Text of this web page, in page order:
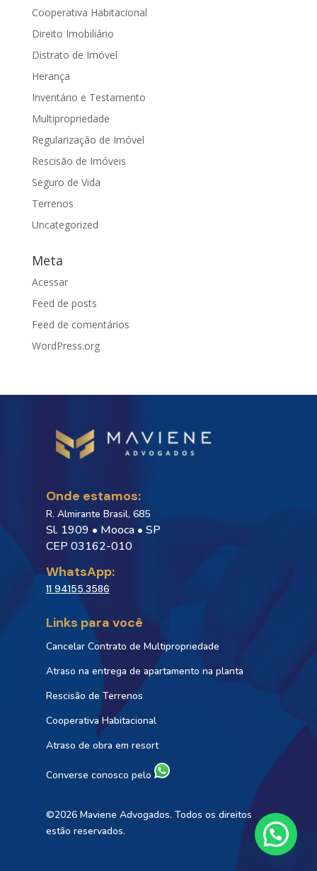
Cooperativa Habitacional
Direito Imobiliário
Distrato de Imóvel
Herança
Inventário e Testamento
Multipropriedade
Regularização de Imóvel
Rescisão de Imóveis
Seguro de Vida
Terrenos
Uncategorized
Meta
Acessar
Feed de posts
Feed de comentários
WordPress.org
Onde estamos:
R. Almirante Brasil, 685
Sl. 1909 • Mooca • SP
CEP 03162-010
WhatsApp:
11 94155.3586
Links para você
Cancelar Contrato de Multipropriedade
Atraso na entrega de apartamento na planta
Rescisão de Terrenos
Cooperativa Habitacional
Atraso de obra em resort
Converse conosco pelo
©2026 Maviene Advogados. Todos os direitos
estão reservados.